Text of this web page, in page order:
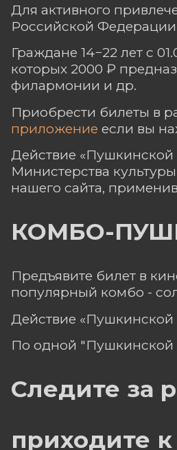
Для активного
Российской
Граждане 14−22 лет с
которых 2000 ₽
филармонии и др.
Приобрести билеты в
приложение если вы
Действие «Пушкинской
Министерства
нашего сайта,
КОМБО-
Предъявите билет в
популярный комбо -
Действие
По одной "Пушкинской
Следите за
приходите